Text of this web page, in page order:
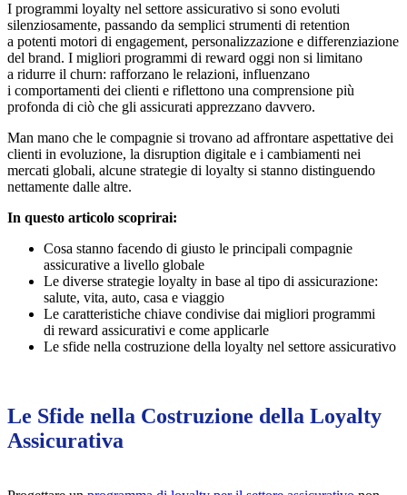
I programmi loyalty nel settore assicurativo si sono evoluti
silenziosamente, passando da semplici strumenti di retention
a potenti motori di engagement, personalizzazione e differenziazione
del brand. I migliori programmi di reward oggi non si limitano
a ridurre il churn: rafforzano le relazioni, influenzano
i comportamenti dei clienti e riflettono una comprensione più
profonda di ciò che gli assicurati apprezzano davvero.
Man mano che le compagnie si trovano ad affrontare aspettative dei
clienti in evoluzione, la disruption digitale e i cambiamenti nei
mercati globali, alcune strategie di loyalty si stanno distinguendo
nettamente dalle altre.
In questo articolo scoprirai:
Cosa stanno facendo di giusto le principali compagnie
assicurative a livello globale
Le diverse strategie loyalty in base al tipo di assicurazione:
salute, vita, auto, casa e viaggio
Le caratteristiche chiave condivise dai migliori programmi
di reward assicurativi e come applicarle
Le sfide nella costruzione della loyalty nel settore assicurativo
Le Sfide nella Costruzione della Loyalty
Assicurativa